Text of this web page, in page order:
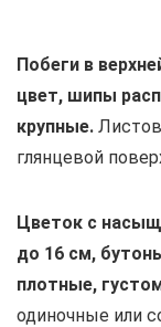
Побеги в
цвет, шипы
крупные.
глянцевой
Цветок с
до 16 см,
плотные,
одиночные или